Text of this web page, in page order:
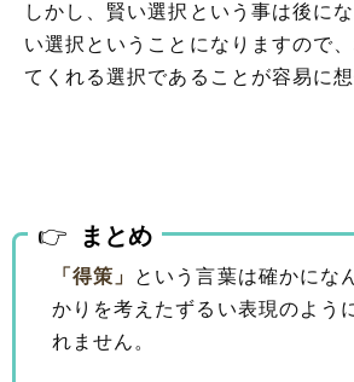
しかし、賢い選択という事は後に
い選択ということになりますので
てくれる選択であることが容易に想
まとめ
「得策」
という言葉は確かにな
かりを考えたずるい表現のよう
れません。